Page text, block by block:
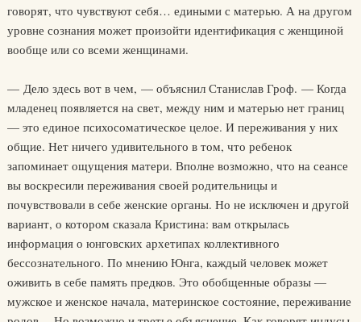
говорят, что чувствуют себя… едиными с матерью. А на другом
уровне сознания может произойти идентификация с женщиной
вообще или со всеми женщинами.
— Дело здесь вот в чем, — объяснил Станислав Гроф. — Когда
младенец появляется на свет, между ним и матерью нет границ
— это единое психосоматическое целое. И переживания у них
общие. Нет ничего удивительного в том, что ребенок
запоминает ощущения матери. Вполне возможно, что на сеансе
вы воскресили переживания своей родительницы и
почувствовали в себе женские органы. Но не исключен и другой
вариант, о котором сказала Кристина: вам открылась
информация о юнговских архетипах коллективного
бессознательного. По мнению Юнга, каждый человек может
оживить в себе память предков. Это обобщенные образы —
мужское и женское начала, материнское состояние, переживание